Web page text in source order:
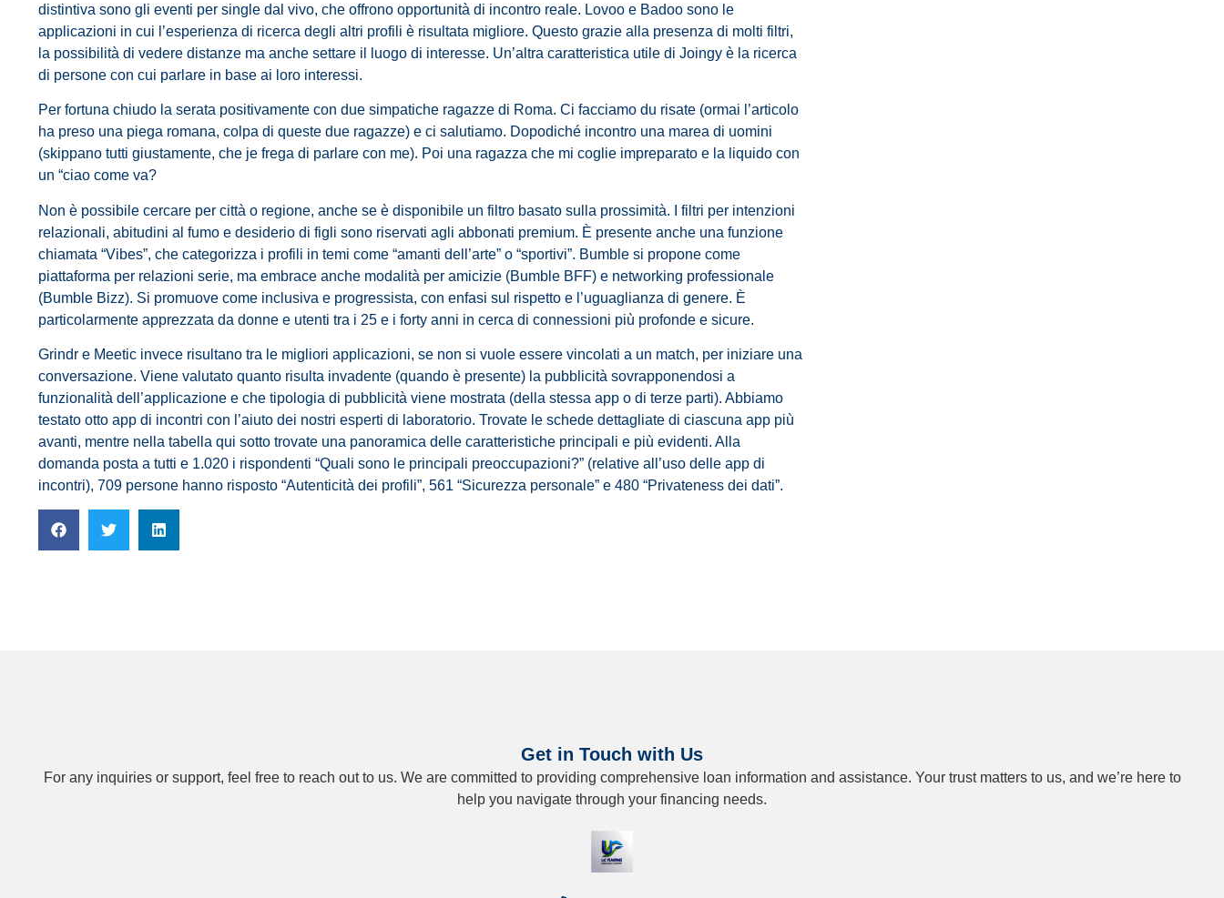
distintiva sono gli eventi per single dal vivo, che offrono opportunità di incontro reale. Lovoo e Badoo sono le
applicazioni in cui l’esperienza di ricerca degli altri profili è risultata migliore. Questo grazie alla presenza di molti filtri,
la possibilità di vedere distanze ma anche settare il luogo di interesse. Un’altra caratteristica utile di Joingy è la ricerca
di persone con cui parlare in base ai loro interessi.
Per fortuna chiudo la serata positivamente con due simpatiche ragazze di Roma. Ci facciamo du risate (ormai l’articolo
ha preso una piega romana, colpa di queste due ragazze) e ci salutiamo. Dopodiché incontro una marea di uomini
(skippano tutti giustamente, che je frega di parlare con me). Poi una ragazza che mi coglie impreparato e la liquido con
un “ciao come va?
Non è possibile cercare per città o regione, anche se è disponibile un filtro basato sulla prossimità. I filtri per intenzioni
relazionali, abitudini al fumo e desiderio di figli sono riservati agli abbonati premium. È presente anche una funzione
chiamata “Vibes”, che categorizza i profili in temi come “amanti dell’arte” o “sportivi”. Bumble si propone come
piattaforma per relazioni serie, ma embrace anche modalità per amicizie (Bumble BFF) e networking professionale
(Bumble Bizz). Si promuove come inclusiva e progressista, con enfasi sul rispetto e l’uguaglianza di genere. È
particolarmente apprezzata da donne e utenti tra i 25 e i forty anni in cerca di connessioni più profonde e sicure.
Grindr e Meetic invece risultano tra le migliori applicazioni, se non si vuole essere vincolati a un match, per iniziare una
conversazione. Viene valutato quanto risulta invadente (quando è presente) la pubblicità sovrapponendosi a
funzionalità dell’applicazione e che tipologia di pubblicità viene mostrata (della stessa app o di terze parti). Abbiamo
testato otto app di incontri con l’aiuto dei nostri esperti di laboratorio. Trovate le schede dettagliate di ciascuna app più
avanti, mentre nella tabella qui sotto trovate una panoramica delle caratteristiche principali e più evidenti. Alla
domanda posta a tutti e 1.020 i rispondenti “Quali sono le principali preoccupazioni?” (relative all’uso delle app di
incontri), 709 persone hanno risposto “Autenticità dei profili”, 561 “Sicurezza personale” e 480 “Privateness dei dati”.
Get in Touch with Us
For any inquiries or support, feel free to reach out to us. We are committed to providing comprehensive loan information and assistance. Your trust matters to us, and we’re here to
help you navigate through your financing needs.